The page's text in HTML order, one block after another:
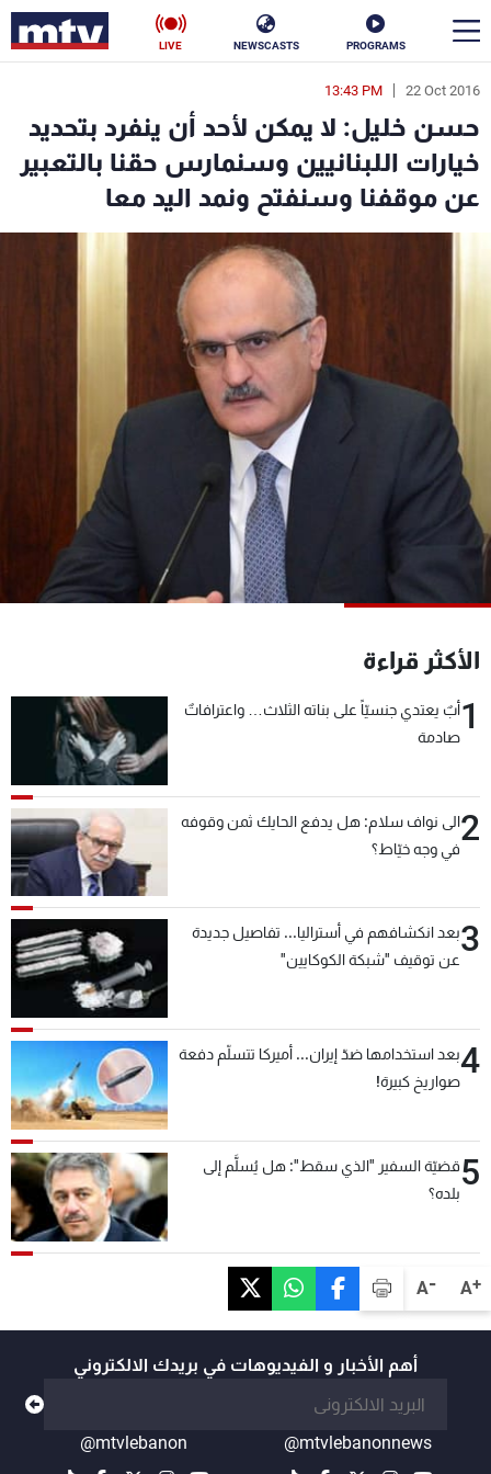
PROGRAMS
NEWSCASTS
LIVE
A+
A-
22 Oct 2016
13:43 PM
حسن خليل: لا يمكن لأحد أن ينفرد بتحديد
خيارات اللبنانيين وسنمارس حقنا بالتعبير
عن موقفنا وسنفتح ونمد اليد معا
الأكثر قراءة
1أبٌ يعتدي جنسيّاً على بناته الثلاث… واعترافاتٌ
صادمة
2الى نواف سلام: هل يدفع الحايك ثمن وقوفه
في وجه خيّاط؟
3بعد انكشافهم في أستراليا... تفاصيل جديدة
عن توقيف "شبكة الكوكايين"
4بعد استخدامها ضدّ إيران... أميركا تتسلّم دفعة
صواريخ كبيرة!
5قضيّة السفير "الذي سقط": هل يُسلَّم إلى
بلده؟
أهم الأخبار و الفيديوهات في بريدك الالكتروني
@mtvlebanonnews
@mtvlebanon
en
الأخبار
سياسة ناس
فن
كأس العالم
البرامج
جدول البرامج
شاهد البرامج
الترددات
لاعلاناتكم